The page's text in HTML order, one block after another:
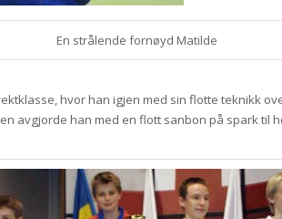
En strålende fornøyd Matilde
hvor han igjen med sin flotte teknikk
avgjorde han med en flott sanbon på spark til